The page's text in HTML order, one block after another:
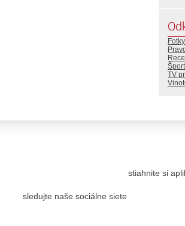
Fotky
Šport
TV
sledujte naše sociálne siete
stiahnite si